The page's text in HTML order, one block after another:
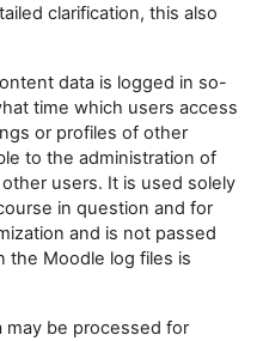
clarification, this also
data is logged in so-
time which users access
or profiles of other
to the administration of
users. It is used solely
in question and for
and is not passed
the Moodle log files is
may be processed for